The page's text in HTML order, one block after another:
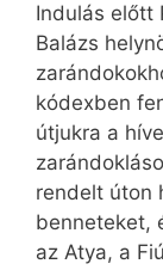
Indulás előtt
Balázs
kódexben
útjukra a
rendelt úton
benneteket,
az Atya, a